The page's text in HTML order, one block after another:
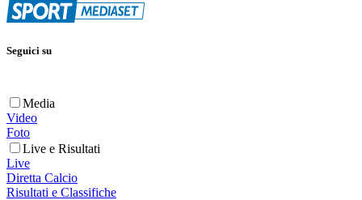
Seguici su
Media
Video
Foto
Live e Risultati
Live
Diretta Calcio
Risultati e Classifiche